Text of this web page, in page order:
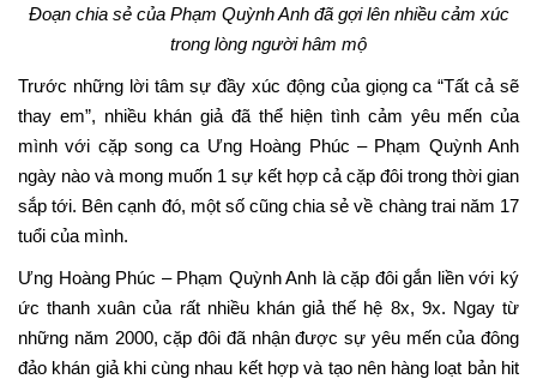
Đoạn chia sẻ của Phạm Quỳnh Anh đã gợi lên nhiều cảm xúc
trong lòng người hâm mộ
Trước những lời tâm sự đầy xúc động của giọng ca “Tất cả sẽ
thay em”, nhiều khán giả đã thể hiện tình cảm yêu mến của
mình với cặp song ca Ưng Hoàng Phúc – Phạm Quỳnh Anh
ngày nào và mong muốn 1 sự kết hợp cả cặp đôi trong thời gian
sắp tới. Bên cạnh đó, một số cũng chia sẻ về chàng trai năm 17
tuổi của mình.
Ưng Hoàng Phúc – Phạm Quỳnh Anh là cặp đôi gắn liền với ký
ức thanh xuân của rất nhiều khán giả thế hệ 8x, 9x. Ngay từ
những năm 2000, cặp đôi đã nhận được sự yêu mến của đông
đảo khán giả khi cùng nhau kết hợp và tạo nên hàng loạt bản hit